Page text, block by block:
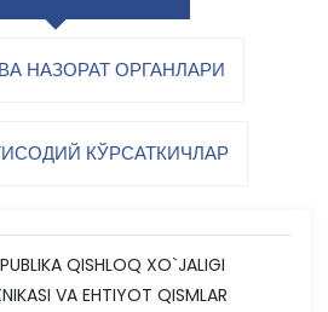
НАЗОРАТ ОРГАНЛАРИ
КЎРСАТКИЧЛАР
QISHLOQ XO`JALIGI
VA EHTIYOT QISMLAR